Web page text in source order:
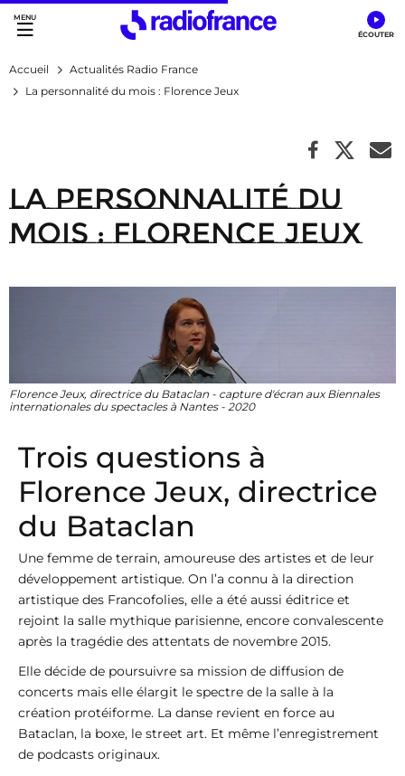
Accès direct :
Menu principal
Contenu
Accueil
Actualités Radio France
La personnalité du mois : Florence Jeux
La personnalité du
mois : Florence Jeux
Florence Jeux, directrice du Bataclan - capture d'écran aux Biennales
internationales du spectacles à Nantes - 2020
Trois questions à
Florence Jeux, directrice
du Bataclan
Une femme de terrain, amoureuse des artistes et de leur
développement artistique. On l’a connu à la direction
artistique des Francofolies, elle a été aussi éditrice et
rejoint la salle mythique parisienne, encore convalescente
après la tragédie des attentats de novembre 2015.
Elle décide de poursuivre sa mission de diffusion de
concerts mais elle élargit le spectre de la salle à la
création protéiforme. La danse revient en force au
Bataclan, la boxe, le street art. Et même l’enregistrement
de podcasts originaux.